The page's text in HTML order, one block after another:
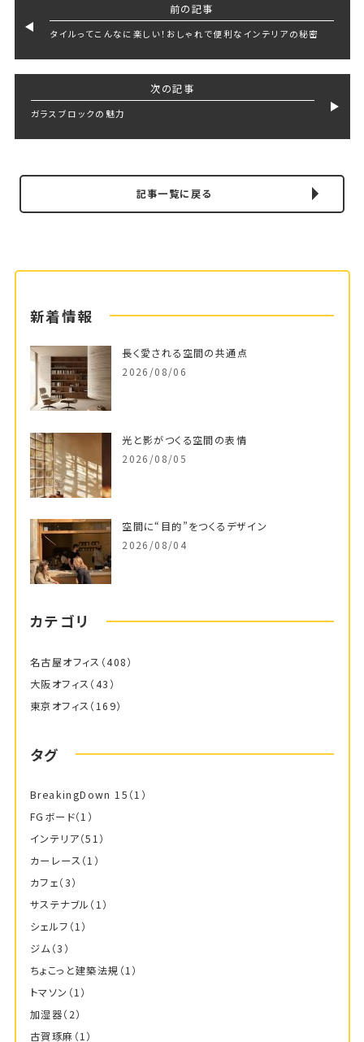
前の記事
タイルってこんなに楽しい！おしゃれで便利なインテリアの秘密
次の記事
ガラスブロックの魅力
記事一覧に戻る
新着情報
長く愛される空間の共通点
2026/08/06
光と影がつくる空間の表情
2026/08/05
空間に“目的”をつくるデザイン
2026/08/04
カテゴリ
名古屋オフィス （408）
大阪オフィス （43）
東京オフィス （169）
タグ
BreakingDown 15 （1）
FGボード（1）
インテリア（51）
カーレース （1）
カフェ（3）
サステナブル （1）
シェルフ （1）
ジム（3）
ちょこっと建築法規 （1）
トマソン （1）
加湿器（2）
古賀琢麻 （1）